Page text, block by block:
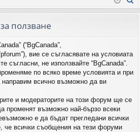
ползване
(“BgCanada”,
вие се съгласявате на условиата
съгласни, не използвайте “BgCanada”.
по всяко време условията и при
всично възможно да ви
и модераторите на този форум ще се
променят възможно най-бързо всеки
е да бъдат прегледани всички
че всички съобщения на тези форуми